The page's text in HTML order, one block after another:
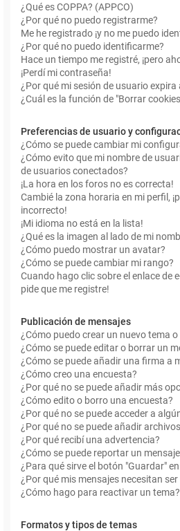
¿Qué es COPPA? (APPCO)
¿Por qué no puedo registrarme?
Me he registrado ¡y no me puedo
¿Por qué no puedo identificarme?
Hace un tiempo me registré, ¡pero
¡Perdí mi contraseña!
¿Por qué mi sesión de usuario
¿Cuál es la función de "Borrar
Preferencias de usuario y
¿Cómo se puede cambiar mi
¿Cómo evito que mi nombre de
de usuarios conectados?
¡La hora en los foros no es correcta!
Cambié la zona horaria en mi perfil,
incorrecto!
¡Mi idioma no está en la lista!
¿Qué es la imagen al lado de mi
¿Cómo puedo mostrar un avatar?
¿Cómo se puede cambiar mi rango?
Cuando hago clic sobre el enlace de
pide que me registre!
Publicación de mensajes
¿Cómo puedo crear un nuevo tema
¿Cómo se puede editar o borrar un
¿Cómo se puede añadir una firma a
¿Cómo creo una encuesta?
¿Por qué no se puede añadir más
¿Cómo edito o borro una encuesta?
¿Por qué no se puede acceder a
¿Por qué no se puede añadir
¿Por qué recibí una advertencia?
¿Cómo se puede reportar un
¿Para qué sirve el botón "Guardar"
¿Por qué mis mensajes necesitan
¿Cómo hago para reactivar un tema?
Formatos y tipos de temas